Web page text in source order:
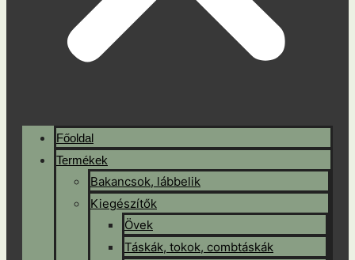
Főoldal
Termékek
Bakancsok, lábbelik
Kiegészítők
Övek
Táskák, tokok, combtáskák